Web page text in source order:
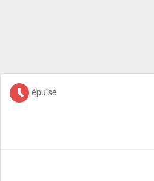
épuisé